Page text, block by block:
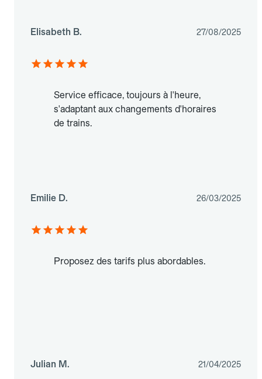
Elisabeth B. 27/08/2025
Service efficace, toujours à l'heure,
s'adaptant aux changements d'horaires
de trains.
Emilie D. 26/03/2025
Proposez des tarifs plus abordables.
Julian M. 21/04/2025